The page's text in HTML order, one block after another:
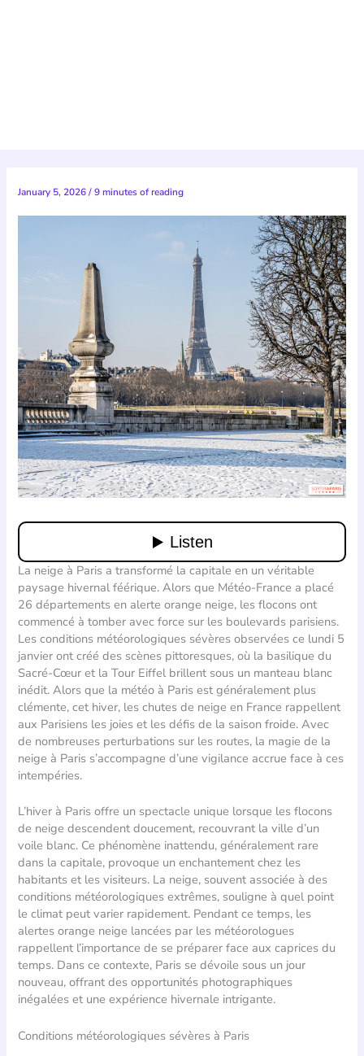
January 5, 2026/9 minutes of reading
La neige à Paris a transformé la capitale en un véritable
paysage hivernal féérique. Alors que Météo-France a placé
26 départements en alerte orange neige, les flocons ont
commencé à tomber avec force sur les boulevards parisiens.
Les conditions météorologiques sévères observées ce lundi 5
janvier ont créé des scènes pittoresques, où la basilique du
Sacré-Cœur et la Tour Eiffel brillent sous un manteau blanc
inédit. Alors que la météo à Paris est généralement plus
clémente, cet hiver, les chutes de neige en France rappellent
aux Parisiens les joies et les défis de la saison froide. Avec
de nombreuses perturbations sur les routes, la magie de la
neige à Paris s’accompagne d’une vigilance accrue face à ces
intempéries.
L’hiver à Paris offre un spectacle unique lorsque les flocons
de neige descendent doucement, recouvrant la ville d’un
voile blanc. Ce phénomène inattendu, généralement rare
dans la capitale, provoque un enchantement chez les
habitants et les visiteurs. La neige, souvent associée à des
conditions météorologiques extrêmes, souligne à quel point
le climat peut varier rapidement. Pendant ce temps, les
alertes orange neige lancées par les météorologues
rappellent l’importance de se préparer face aux caprices du
temps. Dans ce contexte, Paris se dévoile sous un jour
nouveau, offrant des opportunités photographiques
inégalées et une expérience hivernale intrigante.
Conditions météorologiques sévères à Paris